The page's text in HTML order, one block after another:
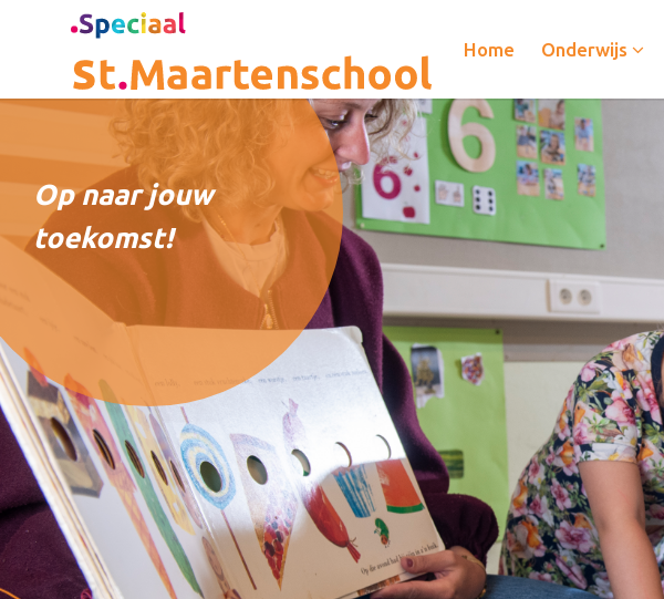
Home Onderwijs
Op naar jouw
toekomst!